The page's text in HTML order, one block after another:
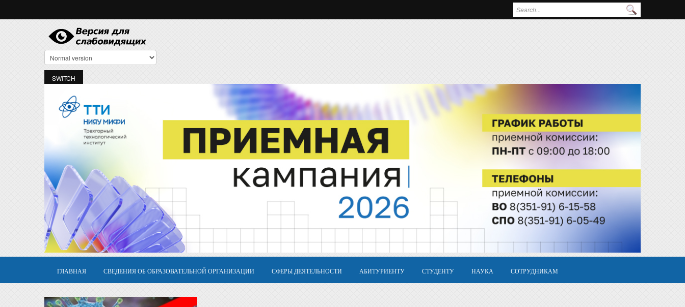
Форма поиска
ГЛАВНАЯ СВЕДЕНИЯ ОБ ОБРАЗОВАТЕЛЬНОЙ ОРГАНИЗАЦИИ СФЕРЫ ДЕЯТЕЛЬНОСТИ АБИТУРИЕНТУ СТУДЕНТУ НАУКА СОТРУДНИКАМ